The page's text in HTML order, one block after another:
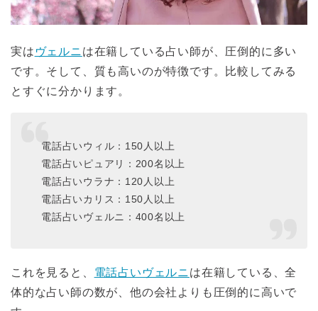
実は ヴェルニは在籍している占い師が、圧倒的に多い
です。そして、質も高いのが特徴です。比較してみる
とすぐに分かります。
電話占いウィル：150人以上
電話占いピュアリ：200名以上
電話占いウラナ：120人以上
電話占いカリス：150人以上
電話占いヴェルニ：400名以上
これを見ると、 電話占いヴェルニは在籍している、全
体的な占い師の数が、他の会社よりも圧倒的に高いで